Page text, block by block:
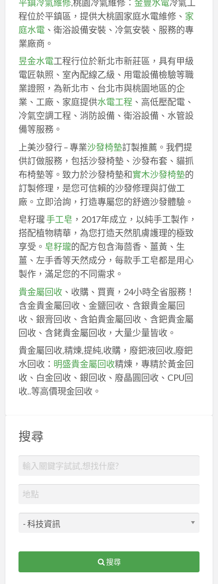
平鎮冷氣維修,桃園冷氣維修： 金豐水電冷氣工
程位於平鎮區，提供大桃園家庭水電維修、 家
庭水電、衛浴設備安裝、冷氣安裝、服務的專
業廠商。
昱金水電工程行位於新北市新莊區，具有甲級
電匠執照、室內配線乙級、用電設備檢驗等職
業證照，為新北市、台北市與桃園地區的企
業、工廠、家庭提供水電工程 、高低壓配電、
冷氣空調工程、消防設備、衛浴設備、水管設
備等服務。
上美沙發行 – 專業沙發椅墊訂製推薦。我們提
供訂做服務，包括沙發椅墊、沙發布套、貓抓
布椅墊等。致力於沙發椅墊和實木沙發椅墊的
訂製修理，是您可信賴的沙發修理與訂做工
廠。立即洽詢，打造專屬您的舒適沙發體驗。
皂籽瓏手工皂 ，2017年成立，以純手工製作，
搭配植物精華，為您打造天然肌膚護理的極致
享受。 皂籽瓏的配方包含海茴香、薑黃、生
薑、左手香等天然成分，每款手工皂都是用心
製作，滿足您的不同需求。
貴金屬回收、收購、買賣，24小時全省服務！
含金貴金屬回收、金鹽回收、含銀貴金屬回
收、銀膏回收、含鉑貴金屬回收、含鈀貴金屬
回收、含銠貴金屬回收，大量少量皆收。
貴金屬回收,精煉,提純,收購，廢鈀液回收,廢鈀
水回收： 明盛貴金屬回收精煉，專精於黃金回
收、白金回收、銀回收、廢晶圓回收、CPU回
收..等高價現金回收。
搜尋
搜尋